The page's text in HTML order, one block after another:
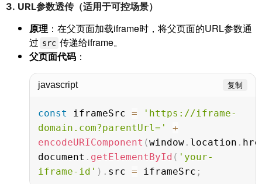
3. URL参数透传（适用于可控场景）
原理 ：在父页面加载iframe时，将父页面的URL参数通
过 src 传递给iframe。
父页面代码 ：
javascript 复制
const iframeSrc =
'https://iframe-
domain.com?parentUrl='
+
encodeURIComponent (window . location .
document . getElementById ( 'your-
iframe-id' ) . src = iframeSrc ;